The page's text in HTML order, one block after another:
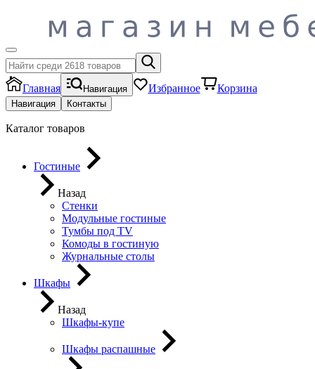
Главная Навигация Избранное Корзина
Навигация Контакты
Каталог товаров
Гостиные
Назад
Стенки
Модульные гостиные
Тумбы под ТV
Комоды в гостиную
Журнальные столы
Шкафы
Назад
Шкафы-купе
Шкафы распашные